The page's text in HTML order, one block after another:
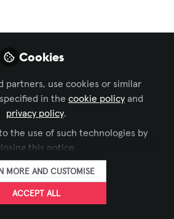
este ano na InfoComm.
Português FOLLOW
Cookies
partners, use cookies or similar
in the cookie policy and
privacy policy.
the use of such technologies by
this notice.
MORE AND CUSTOMISE
ACCEPT ALL